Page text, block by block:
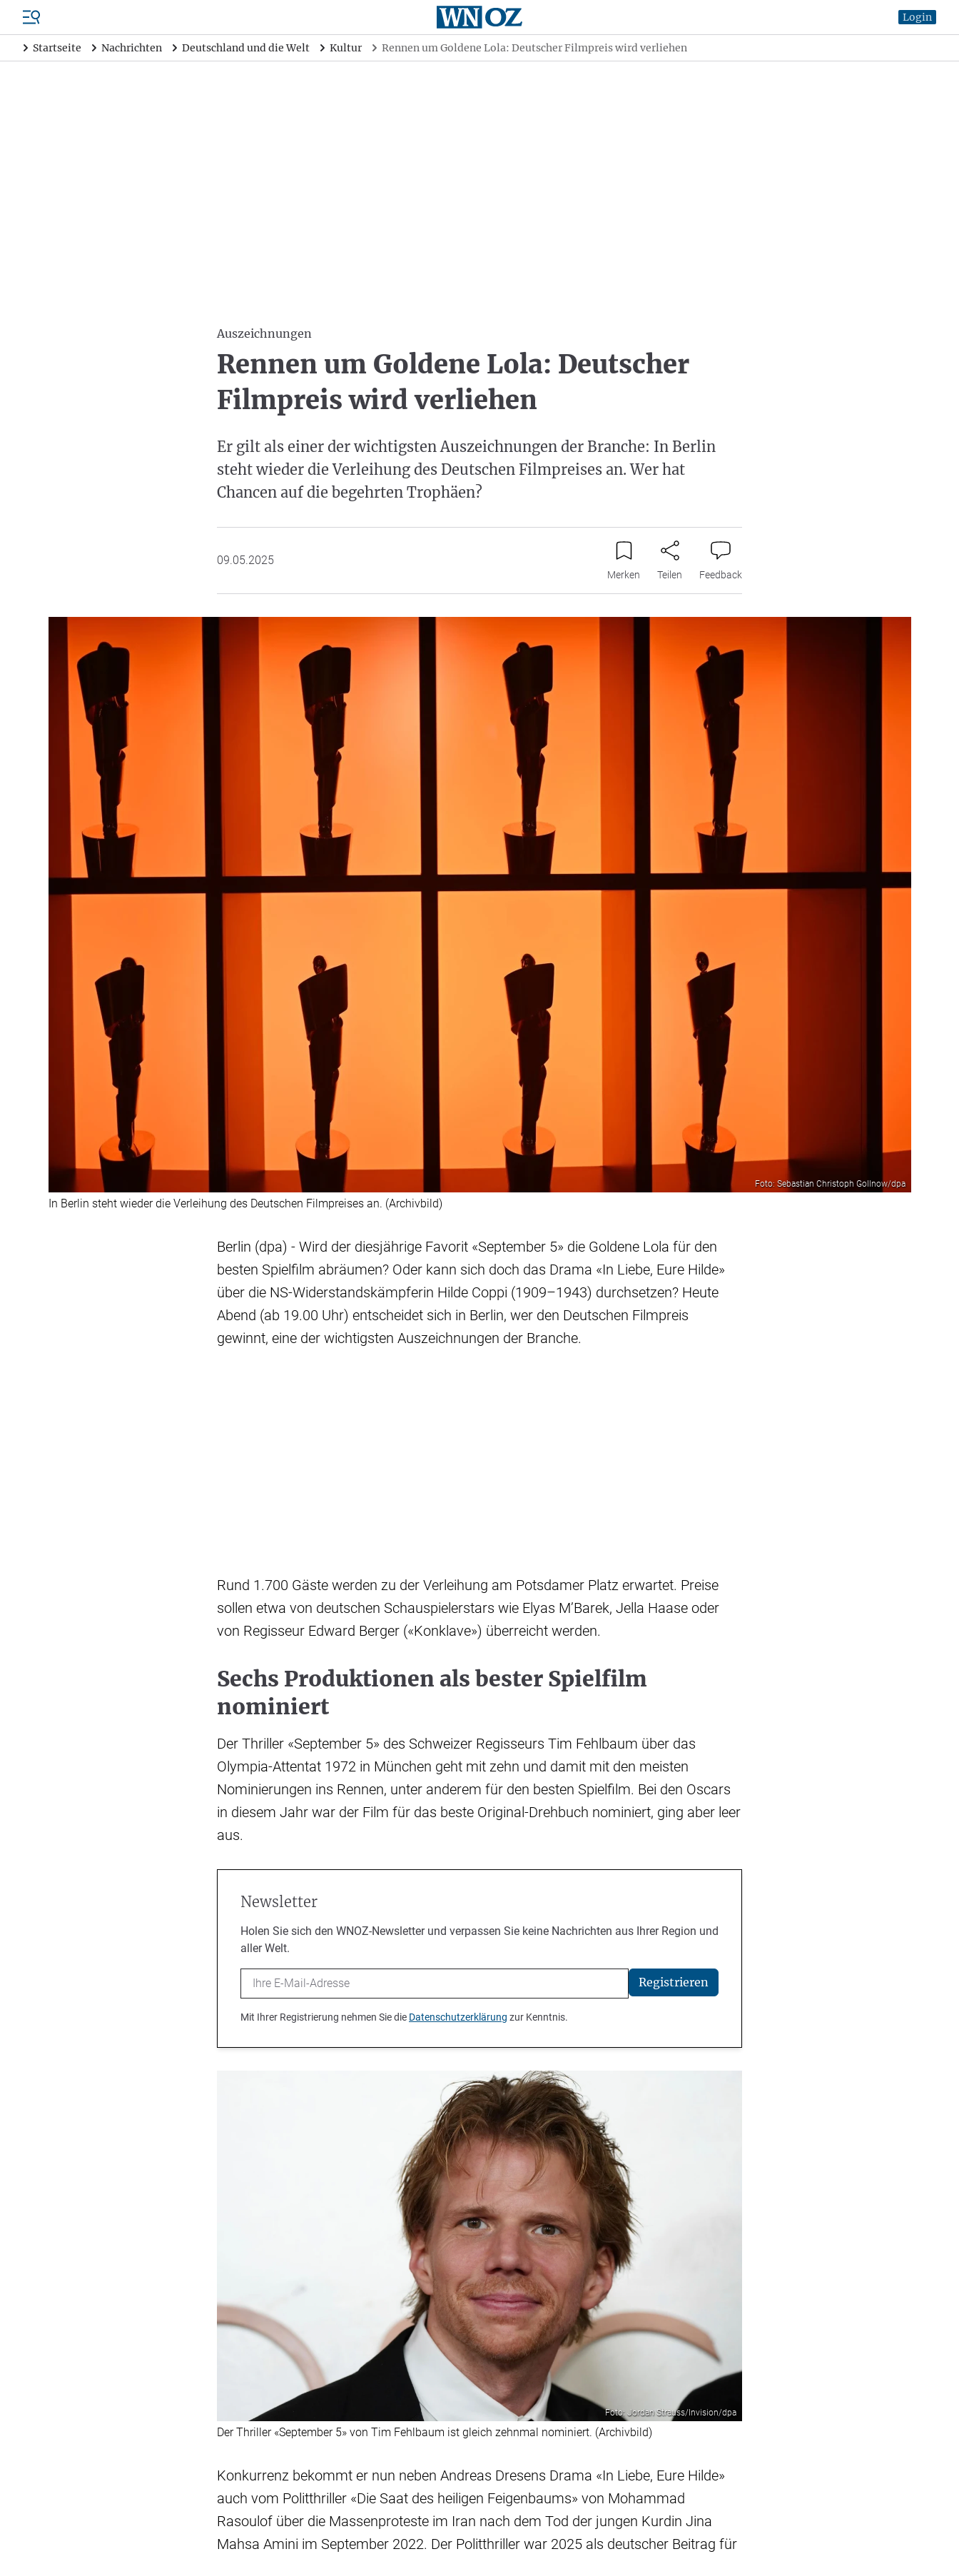
Login
Startseite Nachrichten Deutschland und die Welt Kultur Rennen um Goldene Lola: Deutscher Filmpreis wird verliehen
Auszeichnungen
Rennen um Goldene Lola: Deutscher
Filmpreis wird verliehen
Er gilt als einer der wichtigsten Auszeichnungen der Branche: In Berlin
steht wieder die Verleihung des Deutschen Filmpreises an. Wer hat
Chancen auf die begehrten Trophäen?
09.05.2025
Merken Teilen Feedback
Foto: Sebastian Christoph Gollnow/dpa
In Berlin steht wieder die Verleihung des Deutschen Filmpreises an. (Archivbild)
Berlin (dpa) - Wird der diesjährige Favorit «September 5» die Goldene Lola für den
besten Spielfilm abräumen? Oder kann sich doch das Drama «In Liebe, Eure Hilde»
über die NS-Widerstandskämpferin Hilde Coppi (1909–1943) durchsetzen? Heute
Abend (ab 19.00 Uhr) entscheidet sich in Berlin, wer den Deutschen Filmpreis
gewinnt, eine der wichtigsten Auszeichnungen der Branche.
Rund 1.700 Gäste werden zu der Verleihung am Potsdamer Platz erwartet. Preise
sollen etwa von deutschen Schauspielerstars wie Elyas M’Barek, Jella Haase oder
von Regisseur Edward Berger («Konklave») überreicht werden.
Sechs Produktionen als bester Spielfilm
nominiert
Der Thriller «September 5» des Schweizer Regisseurs Tim Fehlbaum über das
Olympia-Attentat 1972 in München geht mit zehn und damit mit den meisten
Nominierungen ins Rennen, unter anderem für den besten Spielfilm. Bei den Oscars
in diesem Jahr war der Film für das beste Original-Drehbuch nominiert, ging aber leer
aus.
Newsletter
Holen Sie sich den WNOZ-Newsletter und verpassen Sie keine Nachrichten aus Ihrer Region und
aller Welt.
Email Registrieren
Mit Ihrer Registrierung nehmen Sie die Datenschutzerklärung zur Kenntnis.
Foto: Jordan Strauss/Invision/dpa
Der Thriller «September 5» von Tim Fehlbaum ist gleich zehnmal nominiert. (Archivbild)
Konkurrenz bekommt er nun neben Andreas Dresens Drama «In Liebe, Eure Hilde»
auch vom Politthriller «Die Saat des heiligen Feigenbaums» von Mohammad
Rasoulof über die Massenproteste im Iran nach dem Tod der jungen Kurdin Jina
Mahsa Amini im September 2022. Der Politthriller war 2025 als deutscher Beitrag für